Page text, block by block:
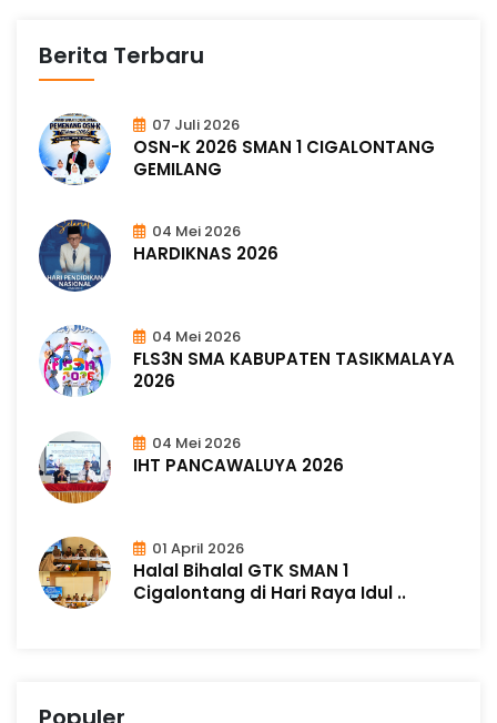
Berita Terbaru
07 Juli 2026
OSN-K 2026 SMAN 1 CIGALONTANG
GEMILANG
04 Mei 2026
HARDIKNAS 2026
04 Mei 2026
FLS3N SMA KABUPATEN TASIKMALAYA
2026
04 Mei 2026
IHT PANCAWALUYA 2026
01 April 2026
Halal Bihalal GTK SMAN 1
Cigalontang di Hari Raya Idul ..